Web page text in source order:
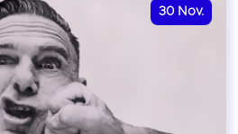
30 Nov.